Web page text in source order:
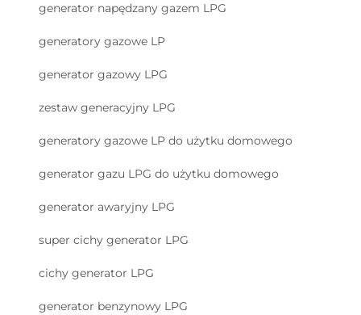
generator napędzany gazem LPG
generatory gazowe LP
generator gazowy LPG
zestaw generacyjny LPG
generatory gazowe LP do użytku domowego
generator gazu LPG do użytku domowego
generator awaryjny LPG
super cichy generator LPG
cichy generator LPG
generator benzynowy LPG